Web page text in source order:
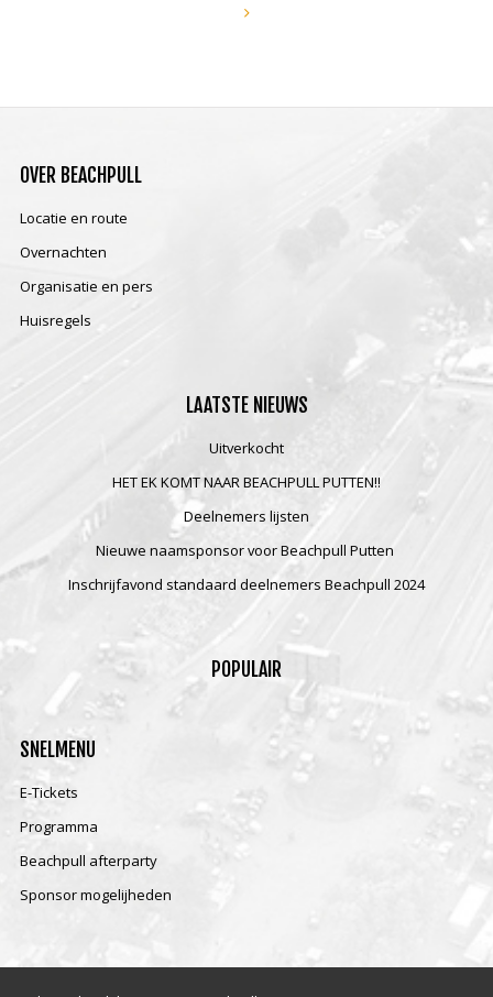
OVER BEACHPULL
Locatie en route
Overnachten
Organisatie en pers
Huisregels
LAATSTE NIEUWS
Uitverkocht
HET EK KOMT NAAR BEACHPULL PUTTEN!!
Deelnemers lijsten
Nieuwe naamsponsor voor Beachpull Putten
Inschrijfavond standaard deelnemers Beachpull 2024
POPULAIR
SNELMENU
E-Tickets
Programma
Beachpull afterparty
Sponsor mogelijheden